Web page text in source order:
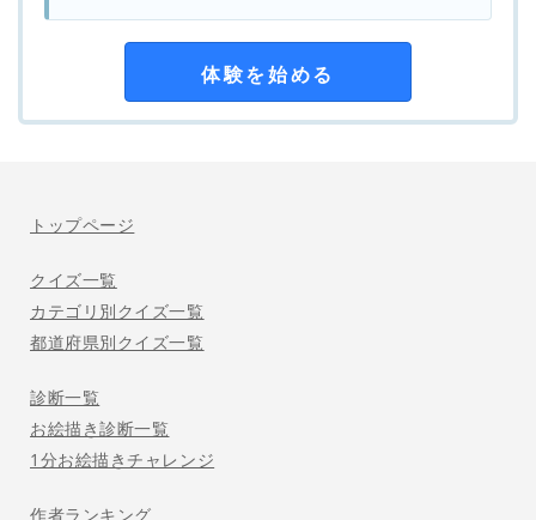
体験を始める
トップページ
クイズ一覧
カテゴリ別クイズ一覧
都道府県別クイズ一覧
診断一覧
お絵描き診断一覧
1分お絵描きチャレンジ
作者ランキング